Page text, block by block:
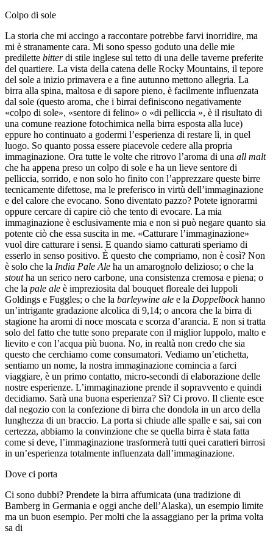
Colpo di sole
La storia che mi accingo a raccontare potrebbe farvi inorridire, ma
mi è stranamente cara. Mi sono spesso goduto una delle mie
predilette bitterdi stile inglese sul tetto di una delle taverne preferite
del quartiere. La vista della catena delle Rocky Mountains, il tepore
del sole a inizio primavera e a fine autunno mettono allegria. La
birra alla spina, maltosa e di sapore pieno, è facilmente influenzata
dal sole (questo aroma, che i birrai definiscono negativamente
«colpo di sole», «sentore di felino» o «di pelliccia », è il risultato di
una comune reazione fotochimica nella birra esposta alla luce)
eppure ho continuato a godermi l’esperienza di restare lì, in quel
luogo. So quanto possa essere piacevole cedere alla propria
immaginazione. Ora tutte le volte che ritrovo l’aroma di una all malt
che ha appena preso un colpo di sole e ha un lieve sentore di
pelliccia, sorrido, e non solo ho finito con l’apprezzare queste birre
tecnicamente difettose, ma le preferisco in virtù dell’immaginazione
e del calore che evocano. Sono diventato pazzo? Potete ignorarmi
oppure cercare di capire ciò che tento di evocare. La mia
immaginazione è esclusivamente mia e non si può negare quanto sia
potente ciò che essa suscita in me. «Catturare l’immaginazione»
vuol dire catturare i sensi. E quando siamo catturati speriamo di
esserlo in senso positivo. È questo che compriamo, non è così? Non
è solo che la India Pale Ale ha un amarognolo delizioso; o che la
stoutha un serico nero carbone, una consistenza cremosa e piena; o
che la pale ale è impreziosita dal bouquet floreale dei luppoli
Goldings e Fuggles; o che la barleywine ale e la Doppelbockhanno
un’intrigante gradazione alcolica di 9,14; o ancora che la birra di
stagione ha aromi di noce moscata e scorza d’arancia. E non si tratta
solo del fatto che tutte sono preparate con il miglior luppolo, malto e
lievito e con l’acqua più buona. No, in realtà non credo che sia
questo che cerchiamo come consumatori. Vediamo un’etichetta,
sentiamo un nome, la nostra immaginazione comincia a farci
viaggiare, è un primo contatto, micro-secondi di elaborazione delle
nostre esperienze. L’immaginazione prende il sopravvento e quindi
decidiamo. Sarà una buona esperienza? Sì? Ci provo. Il cliente esce
dal negozio con la confezione di birra che dondola in un arco della
lunghezza di un braccio. La porta si chiude alle spalle e sai, sai con
certezza, abbiamo la convinzione che se quella birra è stata fatta
come si deve, l’immaginazione trasformerà tutti quei caratteri birrosi
in un’esperienza totalmente influenzata dall’immaginazione.
Dove ci porta
Ci sono dubbi? Prendete la birra affumicata (una tradizione di
Bamberg in Germania e oggi anche dell’Alaska), un esempio limite
ma un buon esempio. Per molti che la assaggiano per la prima volta
sa di